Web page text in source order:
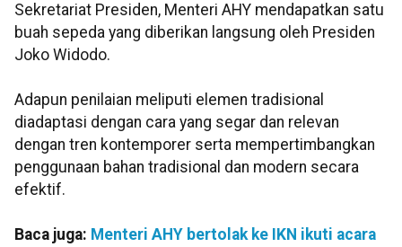
Sekretariat Presiden, Menteri AHY mendapatkan satu
buah sepeda yang diberikan langsung oleh Presiden
Joko Widodo.
Adapun penilaian meliputi elemen tradisional
diadaptasi dengan cara yang segar dan relevan
dengan tren kontemporer serta mempertimbangkan
penggunaan bahan tradisional dan modern secara
efektif.
Baca juga: Menteri AHY bertolak ke IKN ikuti acara